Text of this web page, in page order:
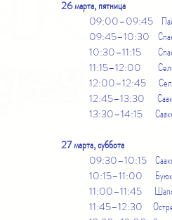
26 марта, пятница
09:00–09:45
09:45–10:30
10:30–11:15
11:15–12:00
12:00–12:45
12:45–13:30
13:30–14:15
27 марта, суббота
09:30–10:15
10:15–11:00
11:00–11:45
11:45–12:30